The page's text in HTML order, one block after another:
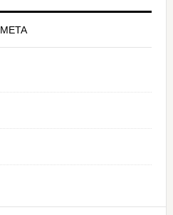
META